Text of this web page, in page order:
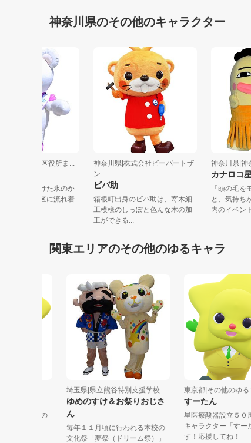
神奈川県のその他のキャラクター
川県|川崎市中原区役所ま...
温暖化により溶けた氷のか
りに乗って中原区に流れ着
神奈川県|株式会社ビーバートザ
ビバ助
箱根町出身のビバ助は、寄木細
工模様のしっぽと色んな木の加
工ができる...
神奈川
カナロ
「頭の
と、気
内のイ
関東エリアのその他のゆるキャラ
埼玉県|県立熊谷特別支援学校
ゆめのすけ＆お祭りおじさ
毎年１１月頃に行われる本校の
文化祭「夢祭（ドリーム祭）」
東京都|その他のゆるキャ
すーたん
星医療酸器設立５０周年
キャラクター「すーたん
す！応援してね！